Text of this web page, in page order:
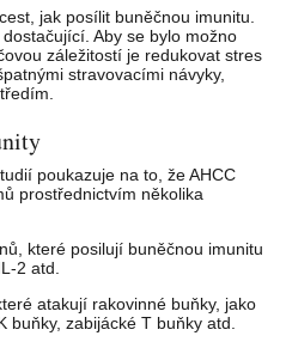
jak posílit buněčnou imunitu.
Aby se bylo možno
záležitostí je redukovat stres
stravovacími návyky,
poukazuje na to, že AHCC
prostřednictvím několika
které posilují buněčnou imunitu
2 atd.
atakují rakovinné buňky, jako
buňky, zabijácké T buňky atd.